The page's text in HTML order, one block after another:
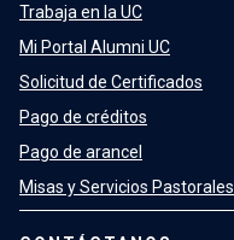
Trabaja en la UC
Mi Portal Alumni UC
Solicitud de Certificados
Pago de créditos
Pago de arancel
Misas y Servicios Pastorales